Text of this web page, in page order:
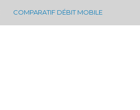
COMPARATIF DÉBIT MOBILE